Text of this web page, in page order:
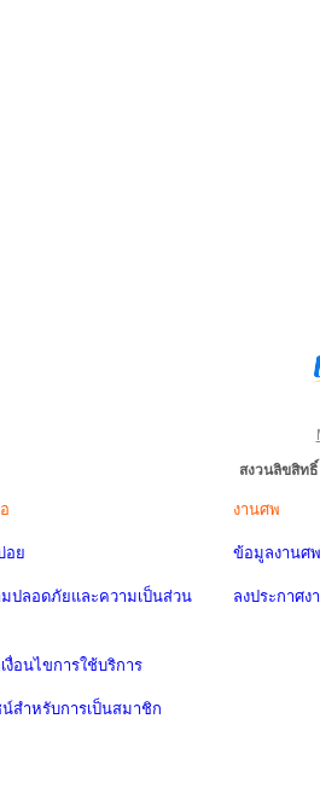
สงวนลิขสิท
อย
ปลอดภัยและความเป็นส่วน
งื่อนไขการใช้บริการ
สำหรับการเป็นสมาชิก
งานศพ
ข้อมูลงานศพ
ลงประกาศง